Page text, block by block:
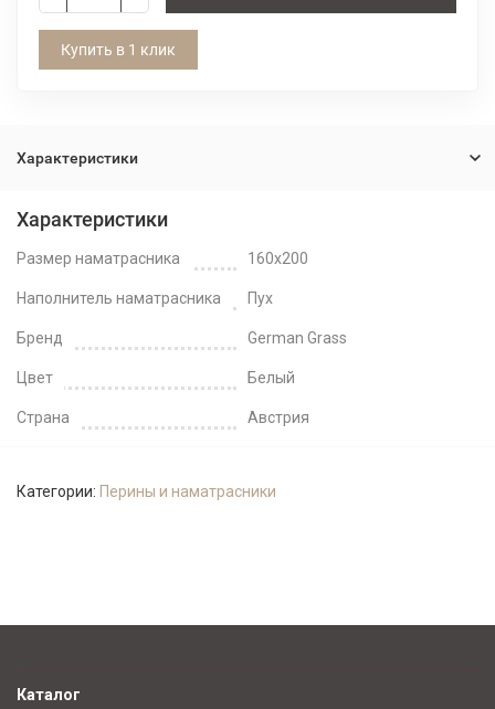
Купить в 1 клик
Характеристики
Характеристики
Размер наматрасника 160x200
Наполнитель наматрасника Пух
Бренд German Grass
Цвет Белый
Страна Австрия
Категории: Перины и наматрасники
Каталог